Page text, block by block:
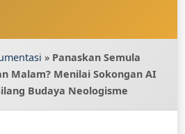
» Panaskan Semula
Malam? Menilai Sokongan AI
Budaya Neologisme